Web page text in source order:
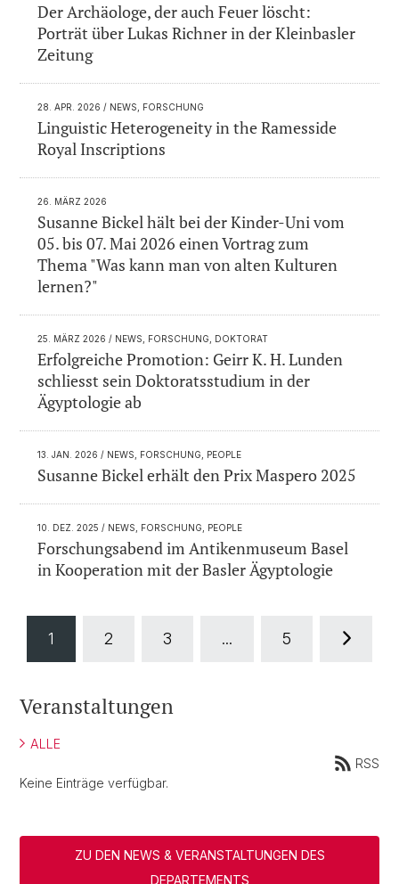
Der Archäologe, der auch Feuer löscht:
Porträt über Lukas Richner in der Kleinbasler
Zeitung
28. APR. 2026 / NEWS, FORSCHUNG
Linguistic Heterogeneity in the Ramesside
Royal Inscriptions
26. MÄRZ 2026
Susanne Bickel hält bei der Kinder-Uni vom
05. bis 07. Mai 2026 einen Vortrag zum
Thema "Was kann man von alten Kulturen
lernen?"
25. MÄRZ 2026 / NEWS, FORSCHUNG, DOKTORAT
Erfolgreiche Promotion: Geirr K. H. Lunden
schliesst sein Doktoratsstudium in der
Ägyptologie ab
13. JAN. 2026 / NEWS, FORSCHUNG, PEOPLE
Susanne Bickel erhält den Prix Maspero 2025
10. DEZ. 2025 / NEWS, FORSCHUNG, PEOPLE
Forschungsabend im Antikenmuseum Basel
in Kooperation mit der Basler Ägyptologie
1 2 3 ... 5
Veranstaltungen
ALLE
RSS
Keine Einträge verfügbar.
ZU DEN NEWS & VERANSTALTUNGEN DES
DEPARTEMENTS